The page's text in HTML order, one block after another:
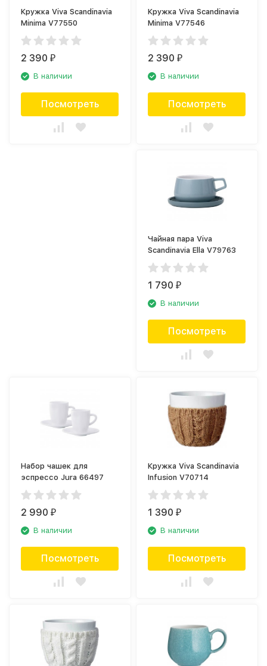
Кружка Viva Scandinavia
Minima V77550
2 390₽
В наличии
Посмотреть
Кружка Viva Scandinavia
Minima V77546
2 390₽
В наличии
Посмотреть
Чайная пара Viva
Scandinavia Ella V79763
1 790₽
В наличии
Посмотреть
Набор чашек для
эспрессо Jura 66497
2 990₽
В наличии
Посмотреть
Кружка Viva Scandinavia
Infusion V70714
1 390₽
В наличии
Посмотреть